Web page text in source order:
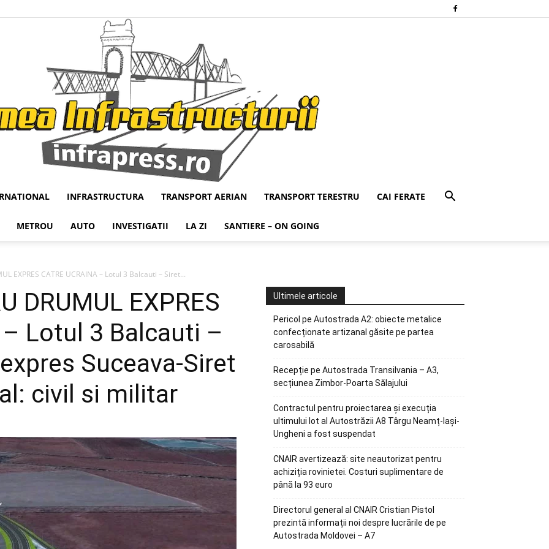
Infrapress
INFRASTRUCTURA TRANSPORT AERIAN TRANSPORT TERESTRU CAI FERATE
METROU AUTO INVESTIGATII LA ZI SANTIERE – ON GOING
EXPRES CATRE UCRAINA – Lotul 3 Balcauti – Siret...
DRUMUL EXPRES
– Lotul 3 Balcauti –
Suceava-Siret
civil si militar
Ultimele articole
Pericol pe Autostrada A2: obiecte metalice
confecționate artizanal găsite pe partea
carosabilă
Recepție pe Autostrada Transilvania – A3,
secțiunea Zimbor-Poarta Sălajului
Contractul pentru proiectarea și execuția
ultimului lot al Autostrăzii A8 Târgu Neamț-Iași-
Ungheni a fost suspendat
CNAIR avertizează: site neautorizat pentru
achiziția rovinietei. Costuri suplimentare de
până la 93 euro
Directorul general al CNAIR Cristian Pistol
prezintă informații noi despre lucrările de pe
Autostrada Moldovei – A7